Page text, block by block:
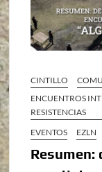
CINTILLO
ENCUENTROS
RESISTENCIAS
EVENTOS
EZLN
Resumen: